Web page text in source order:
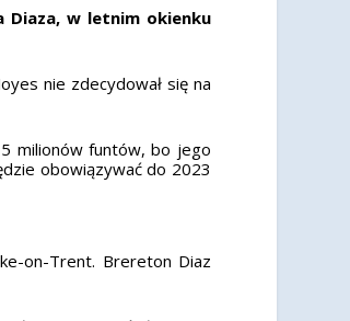
Diaza, w letnim okienku
nie zdecydował się na
milionów funtów, bo jego
obowiązywać do 2023
on-Trent. Brereton Diaz